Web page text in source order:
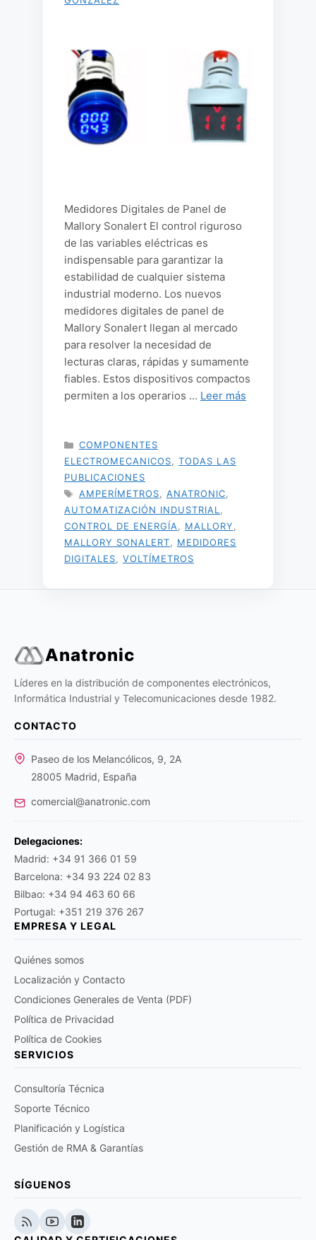
Medidores Digitales de Panel de
Mallory Sonalert El control riguroso
de las variables eléctricas es
indispensable para garantizar la
estabilidad de cualquier sistema
industrial moderno. Los nuevos
medidores digitales de panel de
Mallory Sonalert llegan al mercado
para resolver la necesidad de
lecturas claras, rápidas y sumamente
fiables. Estos dispositivos compactos
permiten a los operarios … Leer más
CATEGORÍAS
COMPONENTES
ELECTROMECANICOS
TODAS LAS
PUBLICACIONES
ETIQUETAS
AMPERÍMETROS ANATRONIC
AUTOMATIZACIÓN INDUSTRIAL
CONTROL DE ENERGÍA
MALLORY
MALLORY SONALERT
MEDIDORES
DIGITALES
VOLTÍMETROS
Anatronic
Líderes en la distribución de componentes electrónicos,
Informática Industrial y Telecomunicaciones desde 1982.
CONTACTO
Paseo de los Melancólicos, 9, 2A
28005 Madrid, España
comercial@anatronic.com
Delegaciones:
Madrid: +34 91 366 01 59
Barcelona: +34 93 224 02 83
Bilbao: +34 94 463 60 66
Portugal: +351 219 376 267
EMPRESA Y LEGAL
Quiénes somos
Localización y Contacto
Condiciones Generales de Venta (PDF)
Política de Privacidad
Política de Cookies
SERVICIOS
Consultoría Técnica
Soporte Técnico
Planificación y Logística
Gestión de RMA & Garantías
SÍGUENOS